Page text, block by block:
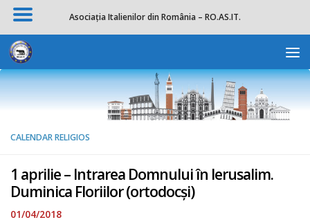
Skip to content
CALENDAR RELIGIOS
1 aprilie – Intrarea Domnului în Ierusalim.
Duminica Floriilor (ortodocși)
01/04/2018
Asociația Italienilor din România – RO.AS.IT.